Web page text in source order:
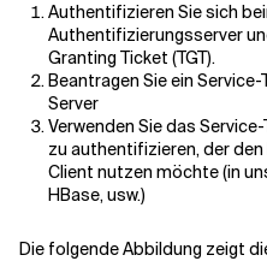
Authentifizieren Sie sich
Authentifizierungsserver
Granting Ticket (TGT).
Beantragen Sie ein
Server
Verwenden Sie das
zu authentifizieren, der
Client nutzen möchte (in
HBase, usw.)
Die folgende Abbildung zeigt